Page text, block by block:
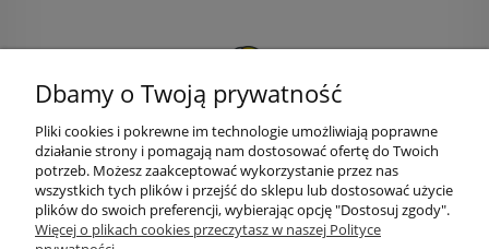
email:bok@ArtykulyDlaPlastykow.pl
Dbamy o Twoją prywatność
Pliki cookies i pokrewne im technologie umożliwiają poprawne
działanie strony i pomagają nam dostosować ofertę do Twoich
potrzeb. Możesz zaakceptować wykorzystanie przez nas
wszystkich tych plików i przejść do sklepu lub dostosować użycie
plików do swoich preferencji, wybierając opcję "Dostosuj zgody".
Więcej o plikach cookies przeczytasz w naszej Polityce